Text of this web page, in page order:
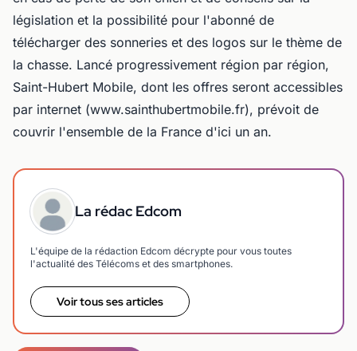
législation et la possibilité pour l'abonné de
télécharger des sonneries et des logos sur le thème de
la chasse. Lancé progressivement région par région,
Saint-Hubert Mobile, dont les offres seront accessibles
par internet (www.sainthubertmobile.fr), prévoit de
couvrir l'ensemble de la France d'ici un an.
La rédac Edcom
L'équipe de la rédaction Edcom décrypte pour vous toutes
l'actualité des Télécoms et des smartphones.
Voir tous ses articles